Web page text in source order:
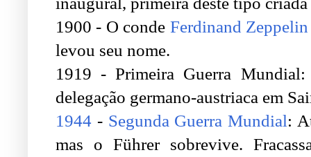
1900 - O conde Ferdinand
levou seu nome.
1919 - Primeira Guerra
delegação germano-austriaca em
1944 - Segunda Guerra Mundial:
mas o Führer sobrevive.